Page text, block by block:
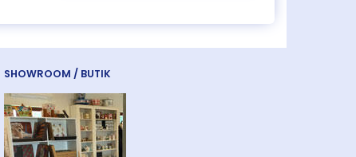
SHOWROOM / BUTIK